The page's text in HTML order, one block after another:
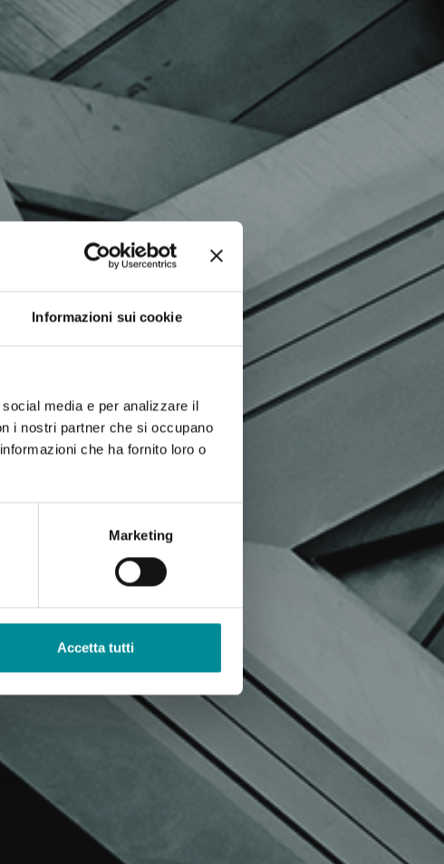
Informazioni sui cookie
media e per analizzare il
i nostri partner che si occupano
che ha fornito loro o
Marketing
Accetta tutti